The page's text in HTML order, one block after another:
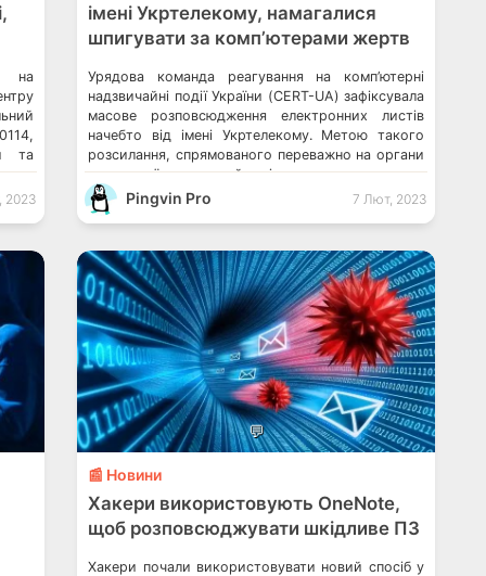
на
та
2023
імені Укртелекому, намагалися
шпигувати за комп’ютерами жертв
Урядова команда реагування на комп’ютерні
надзвичайні події України (CERT-UA) зафіксувала
масове розповсюдження електронних листів
начебто від імені Укртелекому. Метою такого
розсилання, спрямованого переважно на органи
державної влади, ймовірно, є шпигунство.
Укрінформ атакували хакери, ймовірно
Sandworm, але атака провалилася яндекс
продовжив дію вільного роумінгу для українців
Які листи надходять начебто […]
Pingvin Pro 7 Лют, 2023
💬
📰 Новини
Хакери використовують OneNote,
щоб розповсюджувати шкідливе ПЗ
Хакери почали використовувати новий спосіб у